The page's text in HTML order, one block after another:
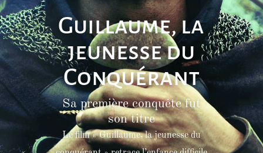
Guillaume, la
jeunesse du
Conquérant
Sa première conquête fut
son titre
Le film « Guillaume, la jeunesse du